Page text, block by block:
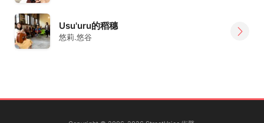
Usu'uru的稻穗
悠莉.悠谷